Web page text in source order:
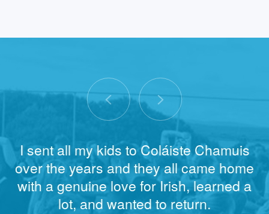
I sent all my kids to Coláiste Chamuis
over the years and they all came home
with a genuine love for Irish, learned a
lot, and wanted to return.